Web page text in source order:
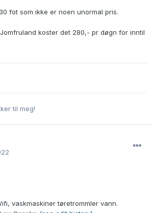
fot som ikke er noen unormal pris.
koster det 280,- pr døgn for inntil
til meg!
vaskmaskiner tøretrommler vann.